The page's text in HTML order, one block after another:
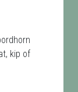
kip of